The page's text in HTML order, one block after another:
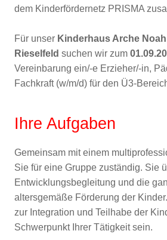
dem Kinderfördernetz PRISMA
Für unser Kinderhaus Arche
Rieselfeld suchen wir zum
Vereinbarung ein/-e Erzieher/-in,
Fachkraft (w/m/d) für den Ü3-
Ihre Aufgaben
Gemeinsam mit einem
Sie für eine Gruppe zuständig. Sie
Entwicklungsbegleitung und die
altersgemäße Förderung der
zur Integration und Teilhabe der
Schwerpunkt Ihrer Tätigkeit sein.